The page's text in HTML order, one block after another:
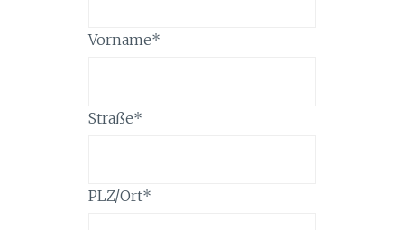
Vorname*
Straße*
PLZ/Ort*